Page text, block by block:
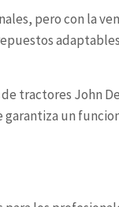
pero con la
tractores John
garantiza un